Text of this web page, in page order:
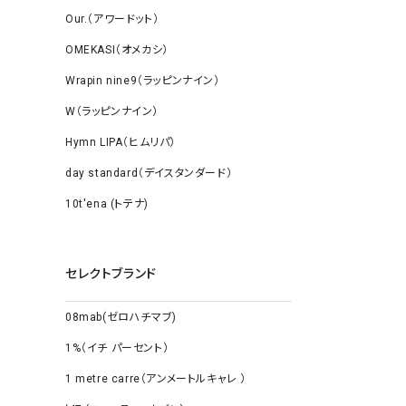
Our.（アワードット）
OMEKASI（オメカシ）
Wrapin nine9（ラッピンナイン）
W（ラッピンナイン）
Hymn LIPA（ヒムリパ）
day standard（デイスタンダード）
10t'ena (トテナ)
セレクトブランド
08mab(ゼロハチマブ)
1%（イチ パーセント）
1 metre carre（アンメートルキャレ ）